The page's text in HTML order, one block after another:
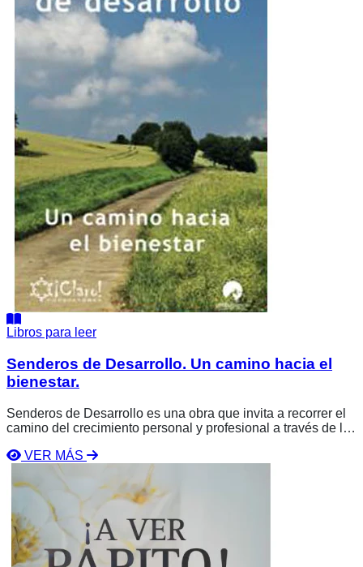
éxito al cine, convirtiéndose en un clásico del género.
hacia
bienestar.
Libros para leer
Senderos de Desarrollo. Un camino hacia el
bienestar.
Senderos de Desarrollo es una obra que invita a recorrer el
camino del crecimiento personal y profesional a través de la
García y Beatriz Cuevas ofrecen una guía práctica para
alcanzar el bienestar integral y construir una vida plena y
con propósito.
VER MÁS
libro
ver
papito